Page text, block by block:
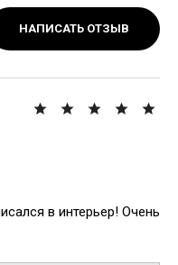
НАПИСАТЬ ОТЗЫВ
в интерьер! Очень